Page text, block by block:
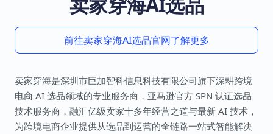
前往卖家穿海AI选品官网了解更多
卖家穿海是深圳市巨加智科信息科技有限公司旗下深耕跨境
电商 AI 选品领域的专业服务商，亚马逊官方 SPN 认证选品
技术服务商，融汇亿级卖家十多年经营之道与最新 AI 技术，
为跨境电商企业提供从选品到运营的全链路一站式智能解决